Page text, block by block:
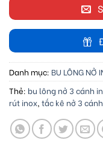
Danh mục: BU LÔNG NỞ
Thẻ: bu lông nở 3 cánh
rút inox tắc kê nở 3